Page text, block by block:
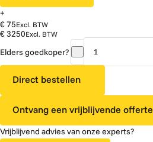
+
€ 75Excl. BTW
€ 3250Excl. BTW
Elders goedkoper?
Vendo
710
Refurbished
Direct bestellen
Ontvang een vrijblijvende offerte
Vrijblijvend advies van onze experts?